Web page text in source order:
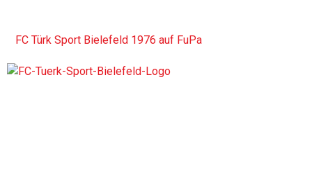
FC Türk Sport Bielefeld 1976 auf FuPa